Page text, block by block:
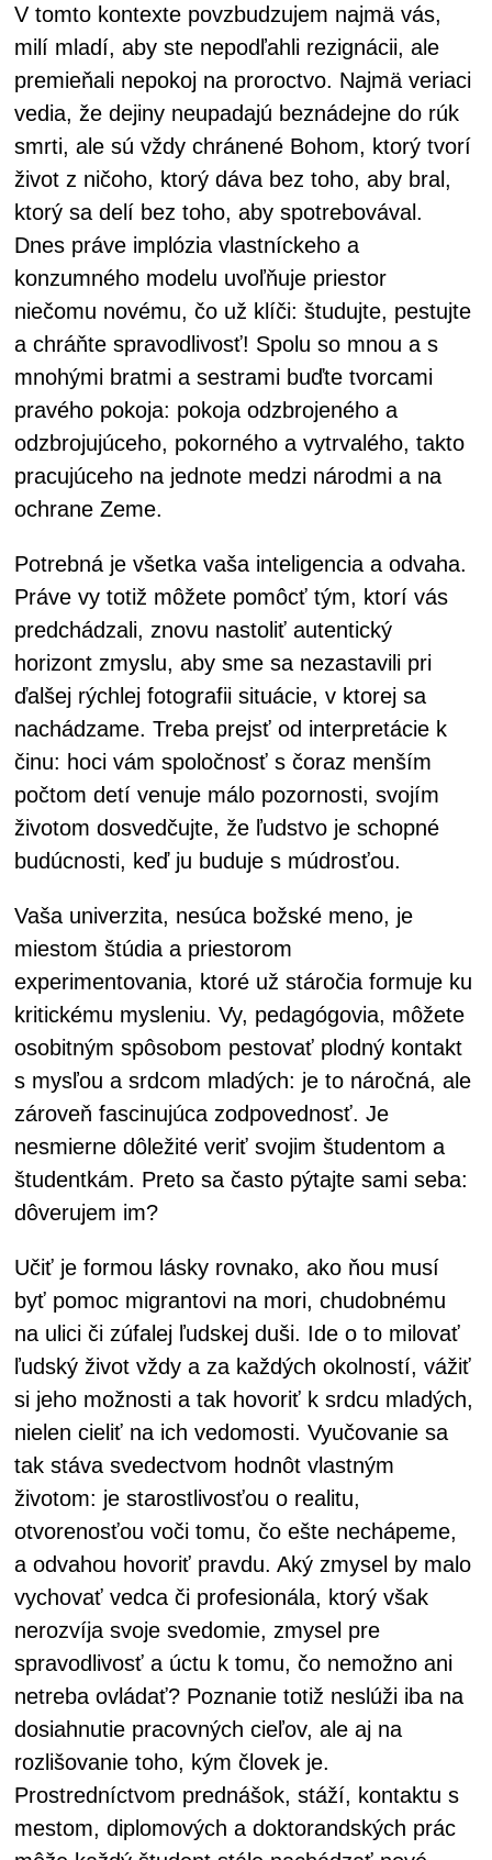
V tomto kontexte povzbudzujem najmä vás,
milí mladí, aby ste nepodľahli rezignácii, ale
premieňali nepokoj na proroctvo. Najmä veriaci
vedia, že dejiny neupadajú beznádejne do rúk
smrti, ale sú vždy chránené Bohom, ktorý tvorí
život z ničoho, ktorý dáva bez toho, aby bral,
ktorý sa delí bez toho, aby spotrebovával.
Dnes práve implózia vlastníckeho a
konzumného modelu uvoľňuje priestor
niečomu novému, čo už klíči: študujte, pestujte
a chráňte spravodlivosť! Spolu so mnou a s
mnohými bratmi a sestrami buďte tvorcami
pravého pokoja: pokoja odzbrojeného a
odzbrojujúceho, pokorného a vytrvalého, takto
pracujúceho na jednote medzi národmi a na
ochrane Zeme.
Potrebná je všetka vaša inteligencia a odvaha.
Práve vy totiž môžete pomôcť tým, ktorí vás
predchádzali, znovu nastoliť autentický
horizont zmyslu, aby sme sa nezastavili pri
ďalšej rýchlej fotografii situácie, v ktorej sa
nachádzame. Treba prejsť od interpretácie k
činu: hoci vám spoločnosť s čoraz menším
počtom detí venuje málo pozornosti, svojím
životom dosvedčujte, že ľudstvo je schopné
budúcnosti, keď ju buduje s múdrosťou.
Vaša univerzita, nesúca božské meno, je
miestom štúdia a priestorom
experimentovania, ktoré už stáročia formuje ku
kritickému mysleniu. Vy, pedagógovia, môžete
osobitným spôsobom pestovať plodný kontakt
s mysľou a srdcom mladých: je to náročná, ale
zároveň fascinujúca zodpovednosť. Je
nesmierne dôležité veriť svojim študentom a
študentkám. Preto sa často pýtajte sami seba:
dôverujem im?
Učiť je formou lásky rovnako, ako ňou musí
byť pomoc migrantovi na mori, chudobnému
na ulici či zúfalej ľudskej duši. Ide o to milovať
ľudský život vždy a za každých okolností, vážiť
si jeho možnosti a tak hovoriť k srdcu mladých,
nielen cieliť na ich vedomosti. Vyučovanie sa
tak stáva svedectvom hodnôt vlastným
životom: je starostlivosťou o realitu,
otvorenosťou voči tomu, čo ešte nechápeme,
a odvahou hovoriť pravdu. Aký zmysel by malo
vychovať vedca či profesionála, ktorý však
nerozvíja svoje svedomie, zmysel pre
spravodlivosť a úctu k tomu, čo nemožno ani
netreba ovládať? Poznanie totiž neslúži iba na
dosiahnutie pracovných cieľov, ale aj na
rozlišovanie toho, kým človek je.
Prostredníctvom prednášok, stáží, kontaktu s
mestom, diplomových a doktorandských prác